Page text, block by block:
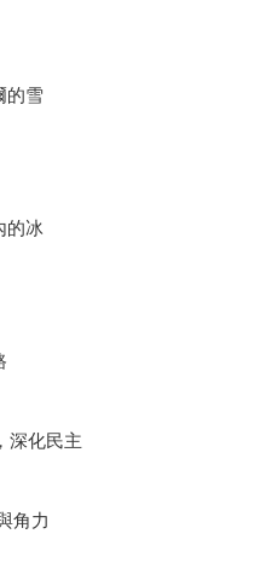
的雪
的冰
深化民主
角力